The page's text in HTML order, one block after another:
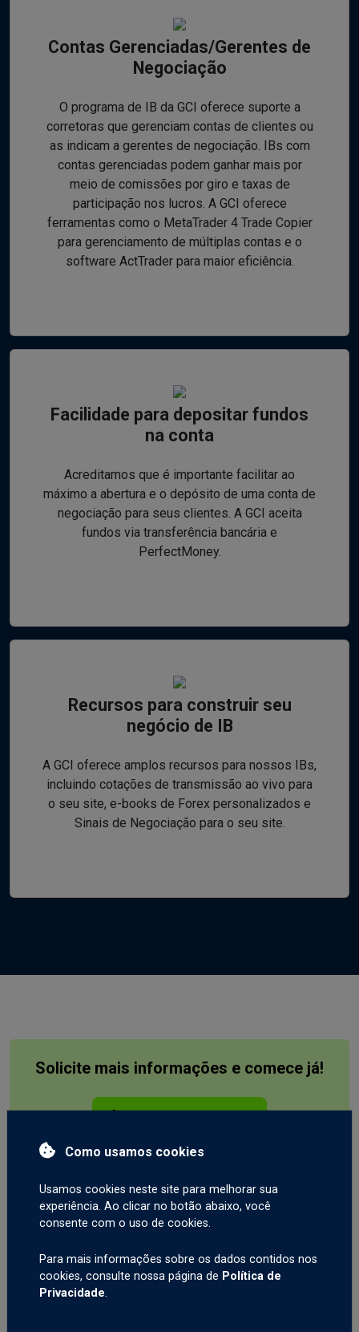
Contas Gerenciadas/Gerentes de
Negociação
O programa de IB da GCI oferece suporte a
corretoras que gerenciam contas de clientes ou
as indicam a gerentes de negociação. IBs com
contas gerenciadas podem ganhar mais por
meio de comissões por giro e taxas de
participação nos lucros. A GCI oferece
ferramentas como o MetaTrader 4 Trade Copier
para gerenciamento de múltiplas contas e o
software ActTrader para maior eficiência.
Facilidade para depositar fundos
na conta
Acreditamos que é importante facilitar ao
máximo a abertura e o depósito de uma conta de
negociação para seus clientes. A GCI aceita
fundos via transferência bancária e
PerfectMoney.
Recursos para construir seu
negócio de IB
A GCI oferece amplos recursos para nossos IBs,
incluindo cotações de transmissão ao vivo para
o seu site, e-books de Forex personalizados e
Sinais de Negociação para o seu site.
Solicite mais informações e comece já!
Inscreva-se agora
iniciar sua jornada de
indicação
Colabore com uma corretora confiável e
Como usamos cookies
Usamos cookies neste site para melhorar sua
experiência. Ao clicar no botão abaixo, você
consente com o uso de cookies.
Para mais informações sobre os dados contidos nos
cookies, consulte nossa página de Política de
Privacidade.